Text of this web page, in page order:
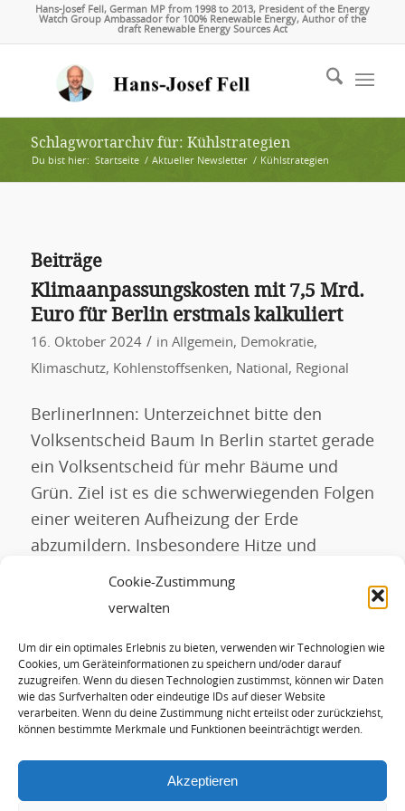
Cookie-Zustimmung
verwalten
Um dir ein optimales Erlebnis zu bieten, verwenden wir Technologien wie
Cookies, um Geräteinformationen zu speichern und/oder darauf
zuzugreifen. Wenn du diesen Technologien zustimmst, können wir Daten
wie das Surfverhalten oder eindeutige IDs auf dieser Website
verarbeiten. Wenn du deine Zustimmung nicht erteilst oder zurückziehst,
können bestimmte Merkmale und Funktionen beeinträchtigt werden.
Akzeptieren
Hans-Josef Fell, German MP from 1998 to 2013, President of the Energy
Watch Group Ambassador for 100% Renewable Energy, Author of the
draft Renewable Energy Sources Act
Schlagwortarchiv für: Kühlstrategien
Du bist hier: Startseite / Aktueller Newsletter / Kühlstrategien
Beiträge
Klimaanpassungskosten mit 7,5 Mrd.
Euro für Berlin erstmals kalkuliert
16. Oktober 2024 / in Allgemein, Demokratie,
Klimaschutz, Kohlenstoffsenken, National , Regional
BerlinerInnen: Unterzeichnet bitte den
Volksentscheid Baum In Berlin startet gerade
ein Volksentscheid für mehr Bäume und
Grün. Ziel ist es die schwerwiegenden Folgen
einer weiteren Aufheizung der Erde
abzumildern. Insbesondere Hitze und
Starkregen sorgen jeden heißen Sommer für
mehr Tote, Gesundheitsschäden,
geschädigte bis sterbende Bäume. In Berlin
gab es 2022 zwölfmal […]